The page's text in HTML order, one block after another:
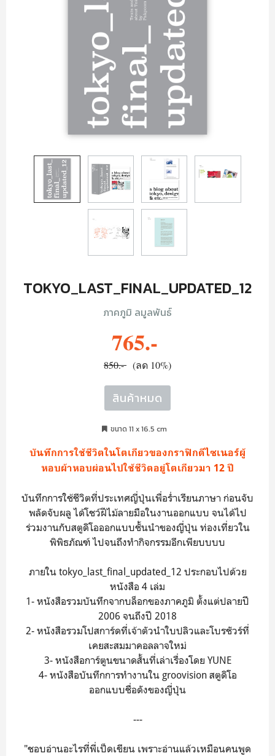
TOKYO_LAST_FINAL_UPDATED_12
ภาคภูมิ ลมูลพันธ์
765.-
850.- (ลด 10%)
สินค้าหมด
ขนาด 11 x 16.5 cm
บันทึกการใช้ชีวิตในโตเกียวของกราฟิกดีไซเนอร์ผู้
หอบผ้าหอบผ่อนไปใช้ชีวิตอยู่โตเกียวมา 12 ปี
บันทึกการใช้ชีวิตที่ประเทศญี่ปุ่นเพื่อร่ำเรียนภาษา ก่อนจับ
พลัดจับผลู ได้โชว์ฝีไม้ลายมือในงานออกแบบ จนได้ไป
ร่วมงานกับสตูดิโอออกแบบชั้นนำของญี่ปุ่น ท่องเที่ยวใน
พิพิธภัณฑ์ ไปจนถึงทำกิจกรรมอีกเพียบบบบ
ภายใน tokyo_last_final_updated_12 ประกอบไปด้วย
หนังสือ 4 เล่ม
1- หนังสือรวมบันทึกจากบล็อกของภาคภูมิ ตั้งแต่ปลายปี
2006 จนถึงปี 2018
2- หนังสือรวมโปสการ์ดที่เจ้าตัวนำใบปลิวและโบรชัวร์ที่
เคยสะสมมาคอลลาจใหม่
3- หนังสือการ์ตูนขนาดสั้นที่เล่าเรื่องโดย YUNE
4- หนังสือบันทึกการทำงานใน groovision สตูดิโอ
ออกแบบชื่อดังของญี่ปุ่น
---
"ชอบอ่านอะไรที่พี่เป็ดเขียน เพราะอ่านแล้วเหมือนคนพูด